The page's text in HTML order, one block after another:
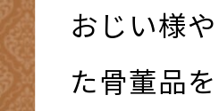
おじい様
た骨董品